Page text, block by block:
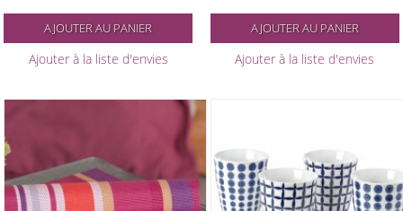
AJOUTER AU PANIER
Ajouter à la liste d'envies
AJOUTER AU PANIER
Ajouter à la liste d'envies